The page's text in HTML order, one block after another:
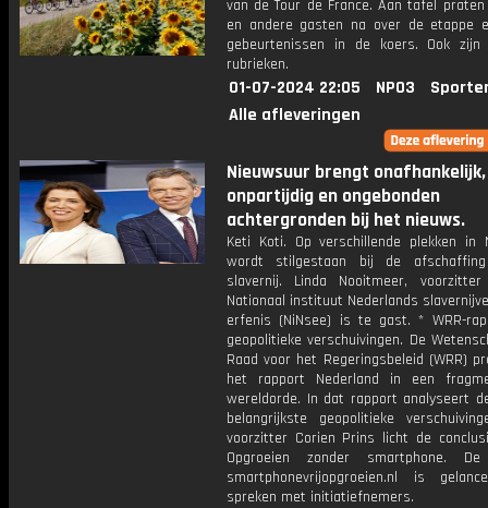
van de Tour de France. Aan tafel
en andere gasten na over de etappe
gebeurtenissen in de koers. Ook
rubrieken.
01-07-2024 22:05 NPO3
Alle afleveringen
Nieuwsuur brengt onafhankelijk,
onpartijdig en ongebonden
achtergronden bij het nieuws.
Keti Koti. Op verschillende plekken in
wordt stilgestaan bij de
slavernij. Linda Nooitmeer,
Nationaal instituut Nederlands
erfenis (NiNsee) is te gast. * WRR-
geopolitieke verschuivingen. De
Raad voor het Regeringsbeleid (WRR)
het rapport Nederland in een
wereldorde. In dat rapport analyseert
belangrijkste geopolitieke
voorzitter Corien Prins licht de
Opgroeien zonder smartphone.
smartphonevrijopgroeien.nl is
spreken met initiatiefnemers.